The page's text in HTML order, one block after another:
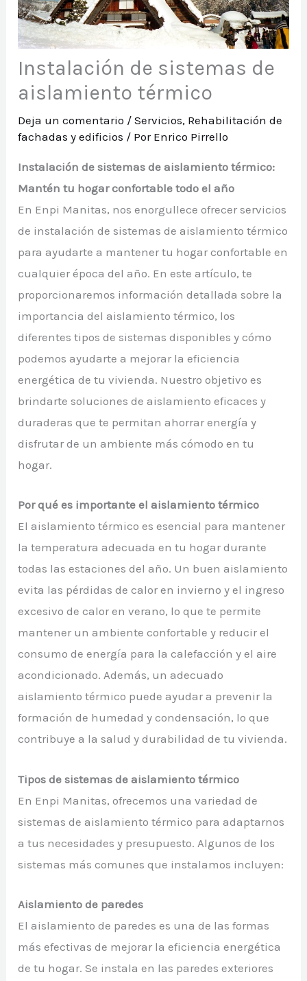
Instalación de sistemas de
aislamiento térmico
Deja un comentario /Servicios, Rehabilitación de
fachadas y edificios / Por Enrico Pirrello
Instalación de sistemas de aislamiento térmico:
Mantén tu hogar confortable todo el año
En Enpi Manitas, nos enorgullece ofrecer servicios
de instalación de sistemas de aislamiento térmico
para ayudarte a mantener tu hogar confortable en
cualquier época del año. En este artículo, te
proporcionaremos información detallada sobre la
importancia del aislamiento térmico, los
diferentes tipos de sistemas disponibles y cómo
podemos ayudarte a mejorar la eficiencia
energética de tu vivienda. Nuestro objetivo es
brindarte soluciones de aislamiento eficaces y
duraderas que te permitan ahorrar energía y
disfrutar de un ambiente más cómodo en tu
hogar.
Por qué es importante el aislamiento térmico
El aislamiento térmico es esencial para mantener
la temperatura adecuada en tu hogar durante
todas las estaciones del año. Un buen aislamiento
evita las pérdidas de calor en invierno y el ingreso
excesivo de calor en verano, lo que te permite
mantener un ambiente confortable y reducir el
consumo de energía para la calefacción y el aire
acondicionado. Además, un adecuado
aislamiento térmico puede ayudar a prevenir la
formación de humedad y condensación, lo que
contribuye a la salud y durabilidad de tu vivienda.
Tipos de sistemas de aislamiento térmico
En Enpi Manitas, ofrecemos una variedad de
sistemas de aislamiento térmico para adaptarnos
a tus necesidades y presupuesto. Algunos de los
sistemas más comunes que instalamos incluyen:
Aislamiento de paredes
El aislamiento de paredes es una de las formas
más efectivas de mejorar la eficiencia energética
de tu hogar. Se instala en las paredes exteriores